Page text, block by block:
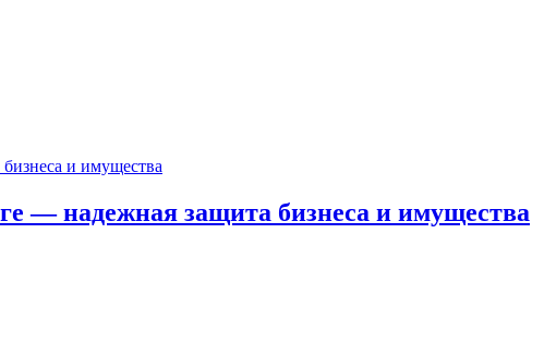
— надежная защита бизнеса и имущества